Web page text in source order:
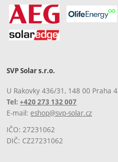
SVP Solar s.r.o.
U Rakovky 436/31, 148 00 Praha 4
Tel:+420 273 132 007
E-mail: eshop@svp-solar.cz
IČO: 27231062
DIČ: CZ27231062